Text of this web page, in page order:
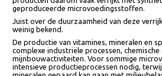
producten, zoals vitamine B12,
jodium, zink en soms omega 3-vetzuren.
voedingskundig vergelijkbaar alternatief
producten daarom vaak verrijkt met
geproduceerde microvoedingsstoffen.
Juist over de duurzaamheid van deze
weinig bekend.